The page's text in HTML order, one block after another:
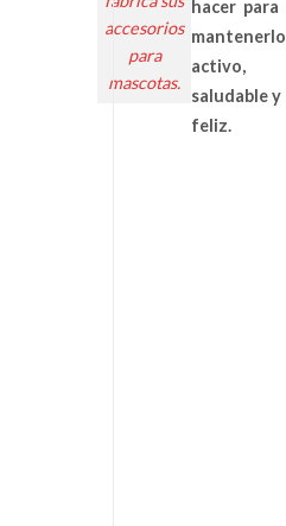
accesorios
para
mascotas.
hacer para
mantenerlo
activo,
saludable y
feliz.